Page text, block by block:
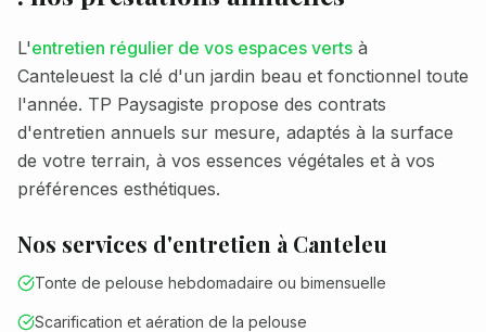
L'entretien régulier de vos espaces verts à
Canteleuest la clé d'un jardin beau et fonctionnel toute
l'année. TP Paysagiste propose des contrats
d'entretien annuels sur mesure, adaptés à la surface
de votre terrain, à vos essences végétales et à vos
préférences esthétiques.
Nos services d'entretien à Canteleu
Tonte de pelouse hebdomadaire ou bimensuelle
Scarification et aération de la pelouse